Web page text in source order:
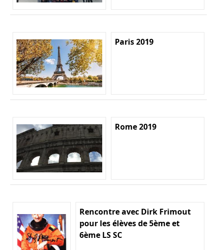
Paris 2019
Rome 2019
Rencontre avec Dirk Frimout
pour les élèves de 5ème et
6ème LS SC